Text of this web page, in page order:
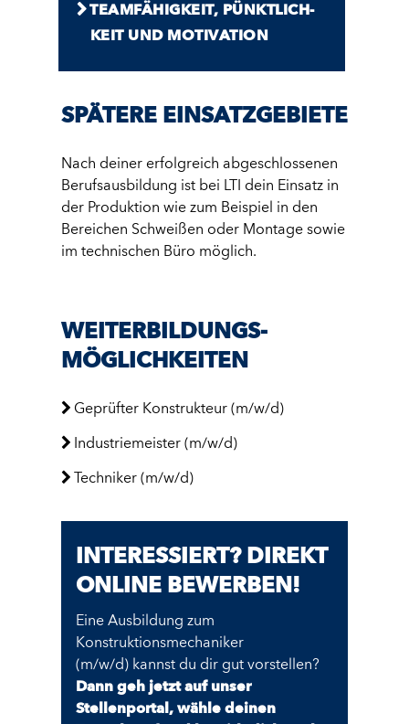
TEAM­FÄHIGKEIT, PÜNKTLICH­
KEIT UND MOTIVATION
SPÄTERE EINSATZGEBIETE
Nach deiner erfolgreich abgeschlossenen
Berufsausbildung ist bei LTI dein Einsatz in
der Produktion wie zum Beispiel in den
Bereichen Schweißen oder Montage sowie
im technischen Büro möglich.
WEITER­BILDUNGS­
MÖGLICH­KEITEN
Geprüfter Konstrukteur (m/w/d)
Industriemeister (m/w/d)
Techniker (m/w/d)
INTERESSIERT? DIREKT
ONLINE BEWERBEN!
Eine Ausbildung zum
Konstruktionsmechaniker
(m/w/d) kannst du dir gut vorstellen?
Dann geh jetzt auf unser
Stellenportal, wähle deinen